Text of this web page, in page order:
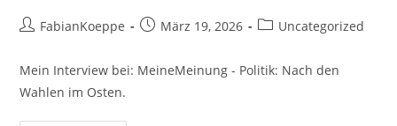
Beitrags-
FabianKoeppe
BeitragMärz 19, 2026
Beitrags-
Uncategorized
Mein Interview bei: MeineMeinung - Politik: Nach den
Wahlen im Osten.